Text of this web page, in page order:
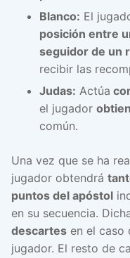
Blanco: El
posición entre
seguidor de un
recibir las
Judas: Actúa
el jugador
común.
Una vez que se ha
jugador obtendrá
puntos del apóstol
en su secuencia.
descartes en el caso
jugador. El resto de